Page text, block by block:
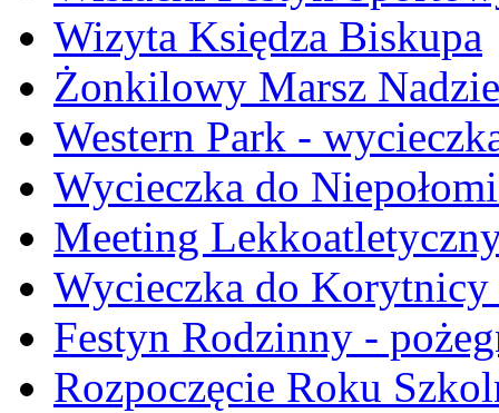
Wizyta Księdza Biskupa
Żonkilowy Marsz
Western Park -
Wycieczka do
Meeting
Wycieczka do
Festyn Rodzinny -
Rozpoczęcie Roku